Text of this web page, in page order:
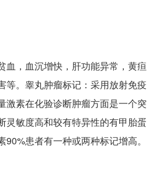
血，血沉增快，肝功能异常，黄疸
等。睾丸肿瘤标记：采用放射免疫
激素在化验诊断肿瘤方面是一个突
灵敏度高和较有特异性的有甲胎蛋
患者有一种或两种标记增高。